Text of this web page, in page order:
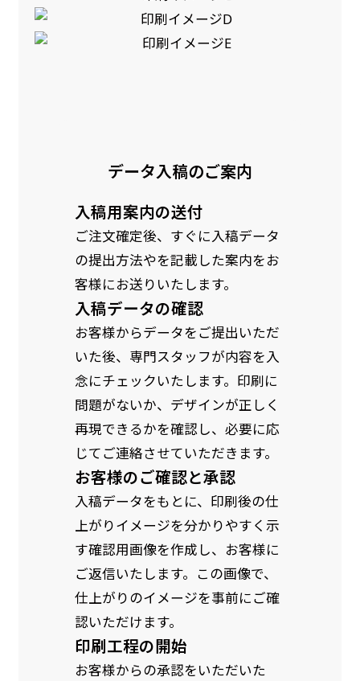
データ入稿のご案内
入稿用案内の送付
ご注文確定後、すぐに入稿データ
の提出方法やを記載した案内をお
客様にお送りいたします。
入稿データの確認
お客様からデータをご提出いただ
いた後、専門スタッフが内容を入
念にチェックいたします。印刷に
問題がないか、デザインが正しく
再現できるかを確認し、必要に応
じてご連絡させていただきます。
お客様のご確認と承認
入稿データをもとに、印刷後の仕
上がりイメージを分かりやすく示
す確認用画像を作成し、お客様に
ご返信いたします。この画像で、
仕上がりのイメージを事前にご確
認いただけます。
印刷工程の開始
お客様からの承認をいただいた
防炎加工（納期+1営業日）［ +540円 ］
のぼり旗の防炎加工は、消防法で定められてい
る場所でのぼり旗を使用する際に推奨されてい
ます。防炎加工によってのぼり旗が炎に触れても
燃えにくくなります。（燃えるというより溶け
るに近くなるイメージ）一般的な方法は、旗の
素材に特殊な化学薬品を使用して延焼を抑えま